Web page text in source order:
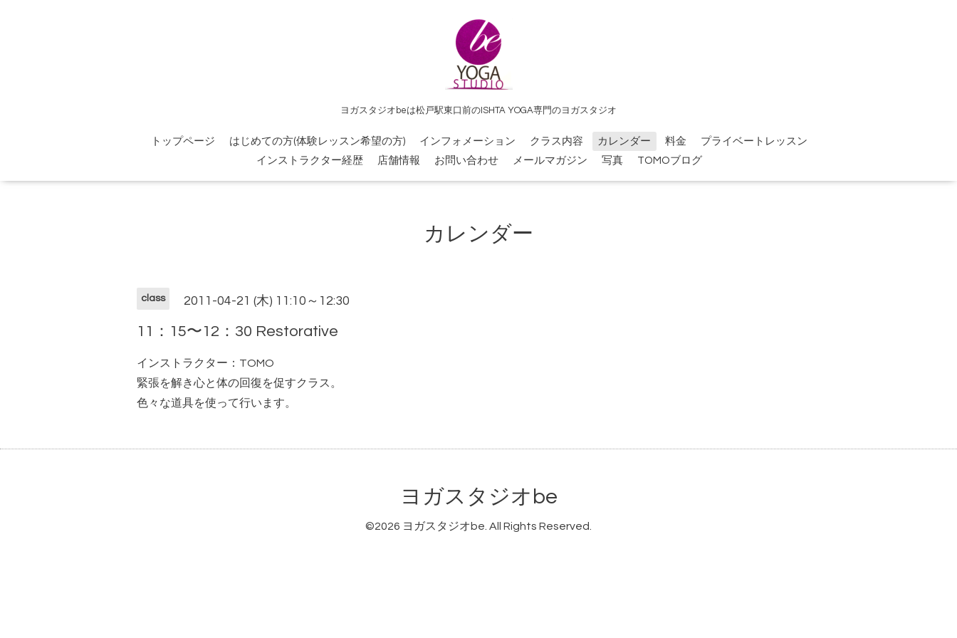
ヨガスタジオbeは松戸駅東口前のISHTA YOGA専門のヨガスタジオ
トップページ はじめての方(体験レッスン希望の方) インフォメーション クラス内容 カレンダー 料金
プライベートレッスン
インストラクター経歴
店舗情報 お問い合わせ メールマガジン 写真 TOMOブログ
カレンダー
class 2011-04-21 (木) 11:10～12:30
11：15〜12：30 Restorative
インストラクター：TOMO
緊張を解き心と体の回復を促すクラス。
色々な道具を使って行います。
ヨガスタジオbe
©2026 ヨガスタジオbe. All Rights Reserved.